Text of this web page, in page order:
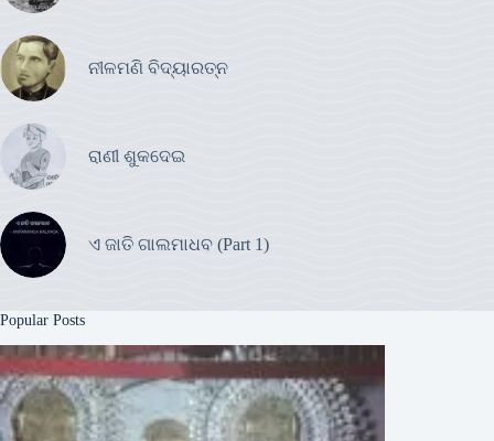
ନୀଳମଣି ବିଦ୍ୟାରତ୍ନ
ରାଣୀ ଶୁକଦେଇ
ଏ ଜାତି ଗାଲମାଧବ (Part 1)
Popular Posts